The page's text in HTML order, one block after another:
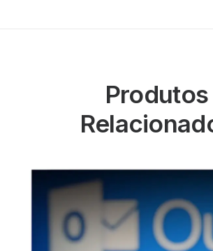
Produtos